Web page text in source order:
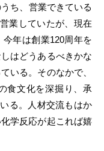
ち、営業できている
業していたが、現在
年は創業120周年を
はどうあるべきかな
いる。そのなかで、
食文化を深掘り、承
る。人材交流もはか
学反応が起これば嬉